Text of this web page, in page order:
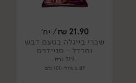
21.90
₪/ יח׳
שברי בייגלה בטעם דבש
וחרדל - סניידרס
319 גרם
6.87 ₪ ל-100 גרם